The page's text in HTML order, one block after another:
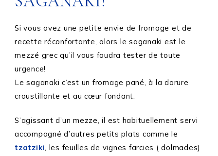
Si vous avez une petite envie de fromage et de
recette réconfortante, alors le saganaki est le
mezzé grec qu’il vous faudra tester de toute
urgence!
Le saganaki c’est un fromage pané, à la dorure
croustillante et au cœur fondant.
S’agissant d’un mezze, il est habituellement servi
accompagné d’autres petits plats comme le
tzatziki, les feuilles de vignes farcies ( dolmades)